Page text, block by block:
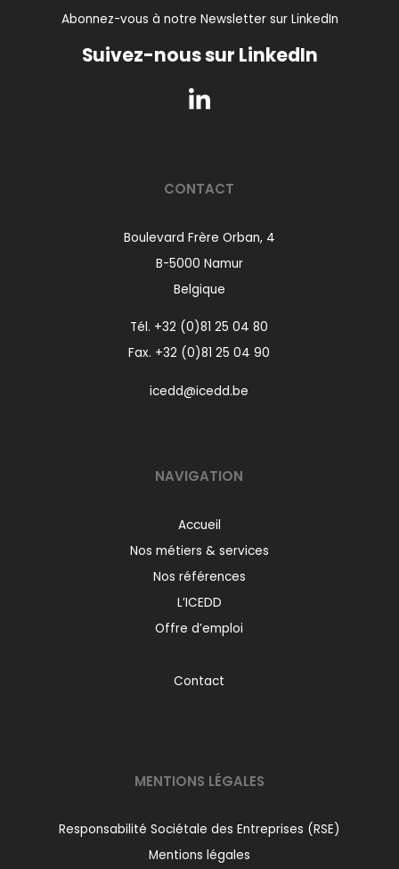
Abonnez-vous à notre Newsletter sur LinkedIn
Suivez-nous sur LinkedIn
CONTACT
Boulevard Frère Orban, 4
B-5000 Namur
Belgique
Tél. +32 (0)81 25 04 80
Fax. +32 (0)81 25 04 90
icedd@icedd.be
NAVIGATION
Accueil
Nos métiers & services
Nos références
L’ICEDD
Offre d’emploi
Contact
MENTIONS LÉGALES
Responsabilité Sociétale des Entreprises (RSE)
Mentions légales